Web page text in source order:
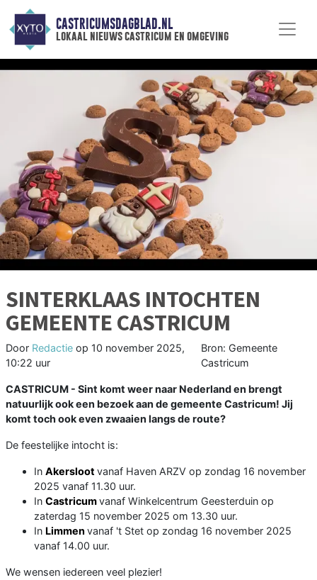
CASTRICUMSDAGBLAD.NL
lokaal nieuws castricum en omgeving
SINTERKLAAS INTOCHTEN
GEMEENTE CASTRICUM
Door Redactie op 10 november 2025,
10:22 uur
Bron: Gemeente
Castricum
CASTRICUM - Sint komt weer naar Nederland en brengt
natuurlijk ook een bezoek aan de gemeente Castricum! Jij
komt toch ook even zwaaien langs de route?
De feestelijke intocht is:
In Akersloot vanaf Haven ARZV op zondag 16 november
2025 vanaf 11.30 uur.
In Castricumvanaf Winkelcentrum Geesterduin op
zaterdag 15 november 2025 om 13.30 uur.
In Limmen vanaf 't Stet op zondag 16 november 2025
vanaf 14.00 uur.
We wensen iedereen veel plezier!